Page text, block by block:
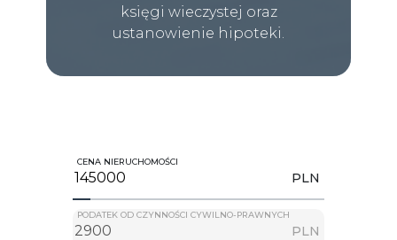
księgi wieczystej oraz
ustanowienie hipoteki.
CENA NIERUCHOMOŚCI
PLN
PODATEK OD CZYNNOŚCI CYWILNO-PRAWNYCH
PLN